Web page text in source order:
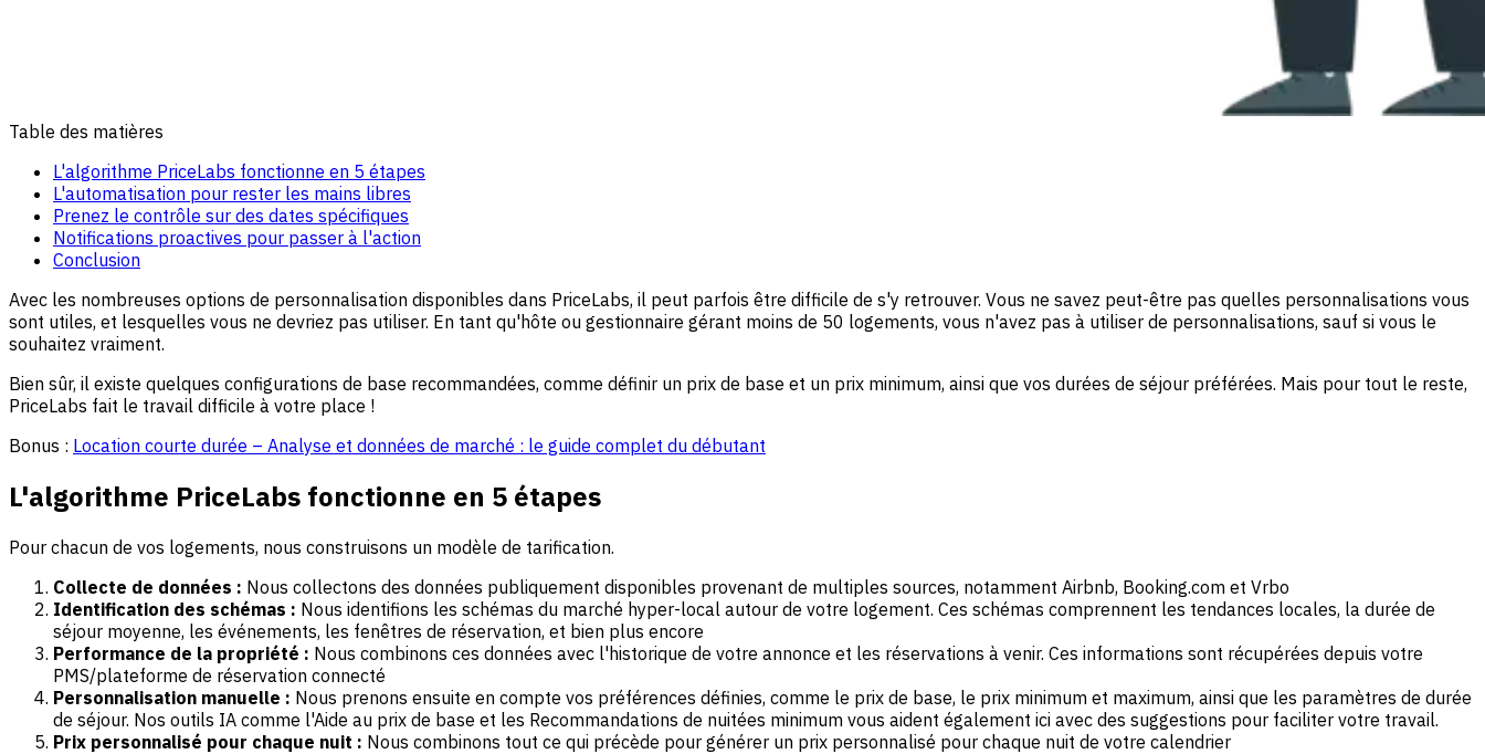
Table des matières
L'algorithme PriceLabs fonctionne en 5 étapes
L'automatisation pour rester les mains libres
Prenez le contrôle sur des dates spécifiques
Notifications proactives pour passer à l'action
Conclusion
Avec les nombreuses options de personnalisation disponibles dans PriceLabs, il peut parfois être difficile de s'y retrouver. Vous ne savez peut-être pas quelles personnalisations vous
sont utiles, et lesquelles vous ne devriez pas utiliser. En tant qu'hôte ou gestionnaire gérant moins de 50 logements, vous n'avez pas à utiliser de personnalisations, sauf si vous le
souhaitez vraiment.
Bien sûr, il existe quelques configurations de base recommandées, comme définir un prix de base et un prix minimum, ainsi que vos durées de séjour préférées. Mais pour tout le reste,
PriceLabs fait le travail difficile à votre place !
Bonus : Location courte durée – Analyse et données de marché : le guide complet du débutant
L'algorithme PriceLabs fonctionne en 5 étapes
Pour chacun de vos logements, nous construisons un modèle de tarification.
Collecte de données : Nous collectons des données publiquement disponibles provenant de multiples sources, notamment Airbnb, Booking.com et Vrbo
Identification des schémas : Nous identifions les schémas du marché hyper-local autour de votre logement. Ces schémas comprennent les tendances locales, la durée de
séjour moyenne, les événements, les fenêtres de réservation, et bien plus encore
Performance de la propriété : Nous combinons ces données avec l'historique de votre annonce et les réservations à venir. Ces informations sont récupérées depuis votre
PMS/plateforme de réservation connecté
Personnalisation manuelle : Nous prenons ensuite en compte vos préférences définies, comme le prix de base, le prix minimum et maximum, ainsi que les paramètres de durée
de séjour. Nos outils IA comme l'Aide au prix de base et les Recommandations de nuitées minimum vous aident également ici avec des suggestions pour faciliter votre travail.
Prix personnalisé pour chaque nuit : Nous combinons tout ce qui précède pour générer un prix personnalisé pour chaque nuit de votre calendrier